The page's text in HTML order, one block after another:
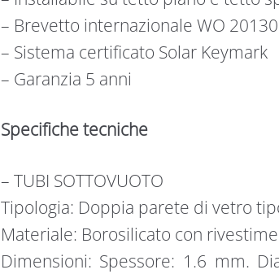
– Brevetto internazionale WO
– Sistema certificato Solar Keymark
– Garanzia 5 anni
Specifiche tecniche
– TUBI SOTTOVUOTO
Tipologia: Doppia parete di vetro
Materiale: Borosilicato con
Dimensioni: Spessore: 1.6 mm.